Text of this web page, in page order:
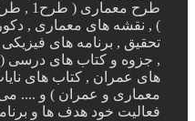
) , نقشه های معماری ,
تحقیق , برنامه های
, جزوه و کتاب های درسی
های عمران , کتاب های
فعالیت خود هدف ها و